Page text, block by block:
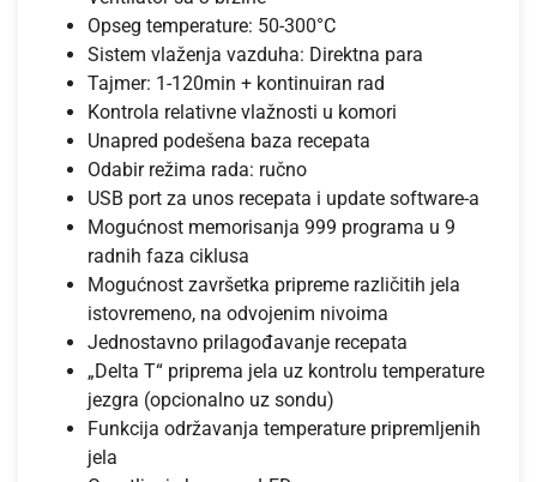
Opseg temperature: 50-300°C
Sistem vlaženja vazduha: Direktna para
Tajmer: 1-120min + kontinuiran rad
Kontrola relativne vlažnosti u komori
Unapred podešena baza recepata
Odabir režima rada: ručno
USB port za unos recepata i update software-a
Mogućnost memorisanja 999 programa u 9
radnih faza ciklusa
Mogućnost završetka pripreme različitih jela
istovremeno, na odvojenim nivoima
Jednostavno prilagođavanje recepata
„Delta T“ priprema jela uz kontrolu temperature
jezgra (opcionalno uz sondu)
Funkcija održavanja temperature pripremljenih
jela